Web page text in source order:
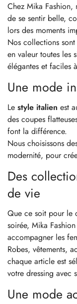
Chez Mika Fashion,
de se sentir belle,
lors des moments
Nos collections
en valeur toutes les
élégantes et faciles
Une mode
Le style italien est
des coupes
font la différence.
Nous choisissons
modernité, pour
Des
de vie
Que ce soit pour le
soirée, Mika
accompagner les
Robes, vêtements,
chaque article est
votre dressing avec
Une mode